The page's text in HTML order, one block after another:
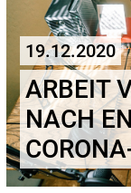
19.12.2020
ARBEIT
NACH